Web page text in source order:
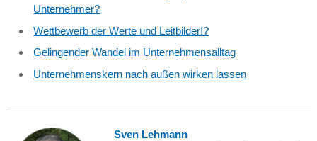
Unternehmer?
Wettbewerb der Werte und Leitbilder!?
Gelingender Wandel im Unternehmensalltag
Unternehmenskern nach außen wirken lassen
Sven Lehmann